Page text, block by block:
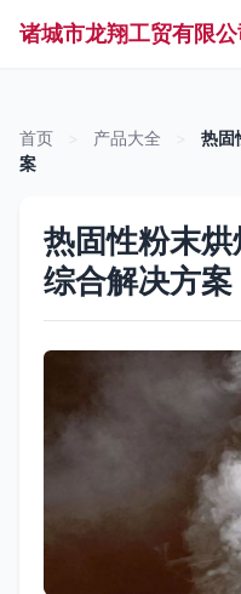
诸城市龙翔工贸有限公
首页 产品大全
热固
案
热固性粉末
综合解决方案